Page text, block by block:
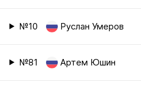
№10 Руслан Умеров
№81 Артем Юшин